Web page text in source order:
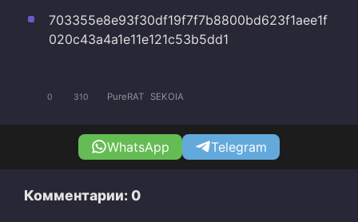
703355e8e93f30df19f7f7b8800bd623f1aee1f
020c43a4a1e11e121c53b5dd1
0 310 PureRAT SEKOIA
WhatsApp Telegram
Комментарии: 0